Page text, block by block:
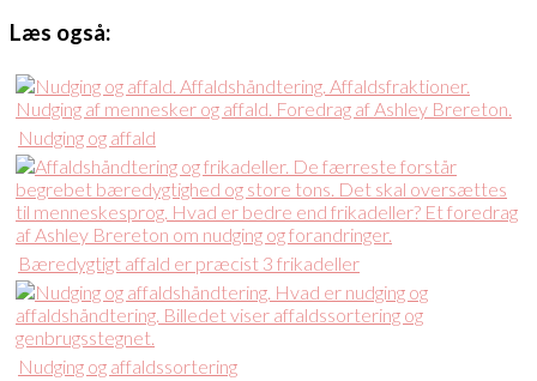
Læs også:
Nudging og affald
Bæredygtigt affald er præcist 3 frikadeller
Nudging og affaldssortering